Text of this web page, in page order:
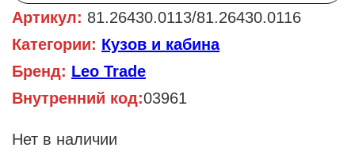
0
и
з
5
Артикул: 81.26430.0113/81.26430.0116
Категории: Кузов и кабина
Бренд: Leo Trade
Внутренний код:03961
Нет в наличии